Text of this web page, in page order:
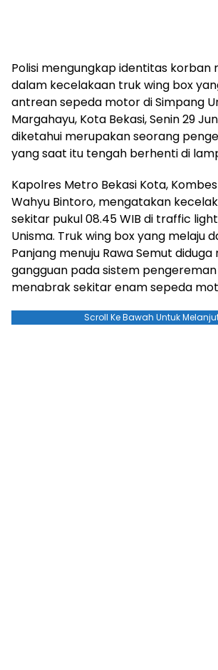
Polisi mengungkap identitas korban
dalam kecelakaan truk wing box
antrean sepeda motor di Simpang
Margahayu, Kota Bekasi, Senin 29
diketahui merupakan seorang
yang saat itu tengah berhenti di
Kapolres Metro Bekasi Kota,
Wahyu Bintoro, mengatakan
sekitar pukul 08.45 WIB di traffic
Unisma. Truk wing box yang melaju
Panjang menuju Rawa Semut
gangguan pada sistem
menabrak sekitar enam sepeda
Scroll Ke Bawah Untuk